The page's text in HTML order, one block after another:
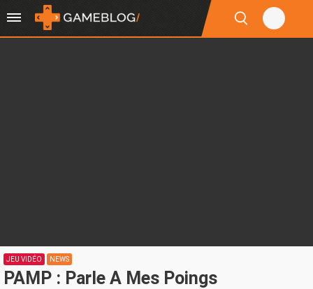
JEU VIDÉO NEWS
PAMP : Parle A Mes Poings